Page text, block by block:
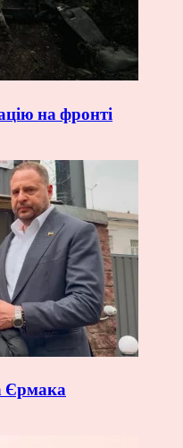
на фронті
Єрмака